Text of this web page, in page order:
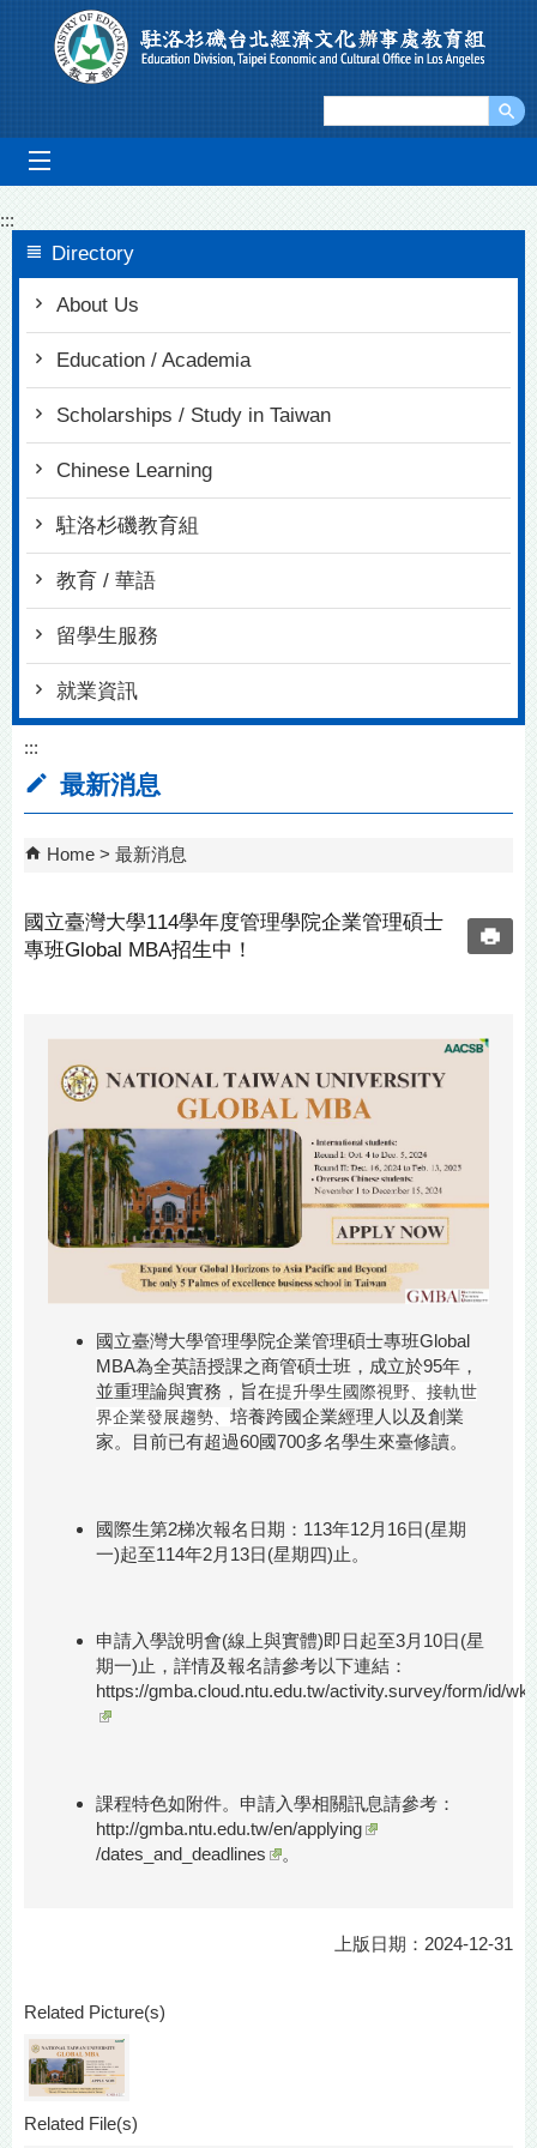
Go To Content
:::
Directory
About Us
Education / Academia
Scholarships / Study in Taiwan
Chinese Learning
駐洛杉磯教育組
教育 / 華語
留學生服務
就業資訊
:::
最新消息
Home 最新消息
國立臺灣大學114學年度管理學院企業管理碩士
專班Global MBA招生中！
國立臺灣大學管理學院企業管理碩士專班Global
MBA為全英語授課之商管碩士班，成立於95年，
並重理論與實務，旨在提升學生國際視野、接軌世
界企業發展趨勢、 培養跨國企業經理人以及創業
家。目前已有超過60國700多名學生來臺修讀。
國際生第2梯次報名日期：113年12月16日(星期
一)起至114年2月13日(星期四)止。
申請入學說明會(線上與實體)即日起至3月10日(星
期一)止，詳情及報名請參考以下連結：
https://gmba.cloud.ntu.edu.tw/activity.survey/form/id/
課程特色如附件。申請入學相關訊息請參考：
http://gmba.ntu.edu.tw/en/applying
/dates_and_deadlines
。
上版日期：2024-12-31
Related Picture(s)
Related File(s)